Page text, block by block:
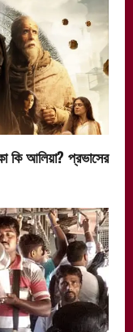
কি আলিয়া? প্রভাসের